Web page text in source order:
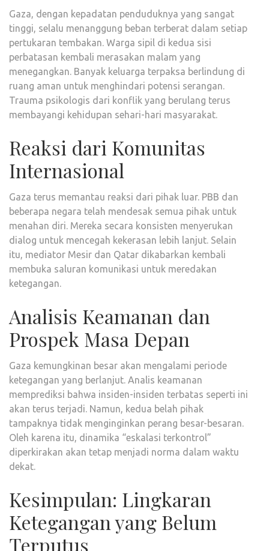
Gaza, dengan kepadatan penduduknya yang sangat
tinggi, selalu menanggung beban terberat dalam setiap
pertukaran tembakan. Warga sipil di kedua sisi
perbatasan kembali merasakan malam yang
menegangkan. Banyak keluarga terpaksa berlindung di
ruang aman untuk menghindari potensi serangan.
Trauma psikologis dari konflik yang berulang terus
membayangi kehidupan sehari-hari masyarakat.
Reaksi dari Komunitas
Internasional
Gaza terus memantau reaksi dari pihak luar. PBB dan
beberapa negara telah mendesak semua pihak untuk
menahan diri. Mereka secara konsisten menyerukan
dialog untuk mencegah kekerasan lebih lanjut. Selain
itu, mediator Mesir dan Qatar dikabarkan kembali
membuka saluran komunikasi untuk meredakan
ketegangan.
Analisis Keamanan dan
Prospek Masa Depan
Gaza kemungkinan besar akan mengalami periode
ketegangan yang berlanjut. Analis keamanan
memprediksi bahwa insiden-insiden terbatas seperti ini
akan terus terjadi. Namun, kedua belah pihak
tampaknya tidak menginginkan perang besar-besaran.
Oleh karena itu, dinamika “eskalasi terkontrol”
diperkirakan akan tetap menjadi norma dalam waktu
dekat.
Kesimpulan: Lingkaran
Ketegangan yang Belum
Terputus